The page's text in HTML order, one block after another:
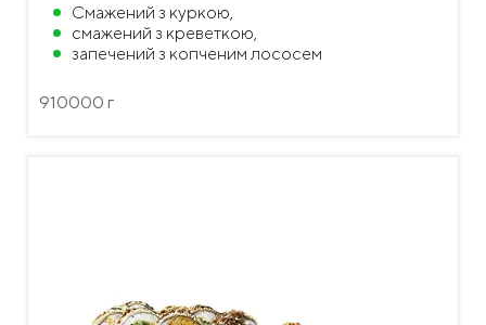
Смажений з куркою,
смажений з креветкою,
запечений з копченим лососем
910000 г